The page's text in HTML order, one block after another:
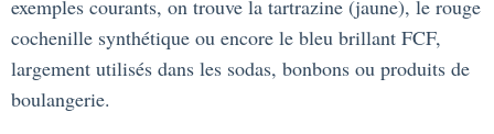
exemples courants, on trouve la tartrazine (jaune), le rouge
cochenille synthétique ou encore le bleu brillant FCF,
largement utilisés dans les sodas, bonbons ou produits de
boulangerie.